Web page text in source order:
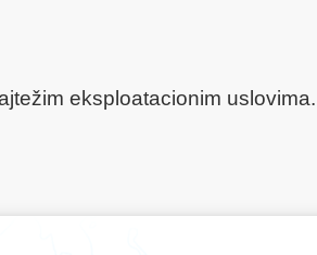
eksploatacionim uslovima.